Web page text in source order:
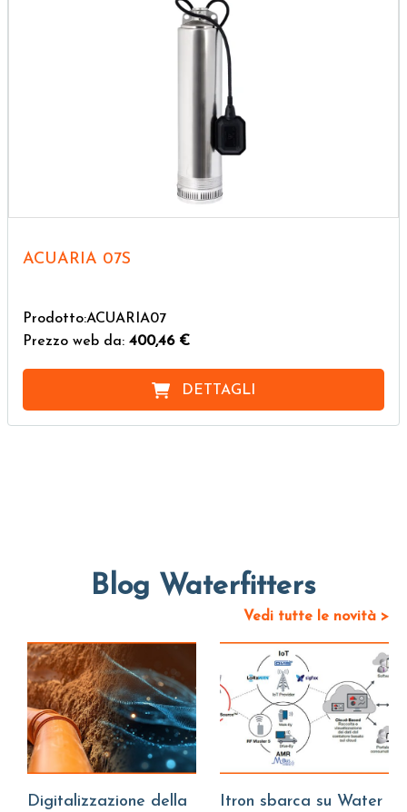
ACUARIA 07S
Prodotto:ACUARIA07
Prezzo web da: 400,46 €
DETTAGLI
Blog Waterfitters
Vedi tutte le novità >
Digitalizzazione della
Itron sbarca su Water